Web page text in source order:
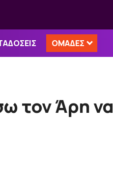
ΟΜΑΔΕΣ
τον Άρη να